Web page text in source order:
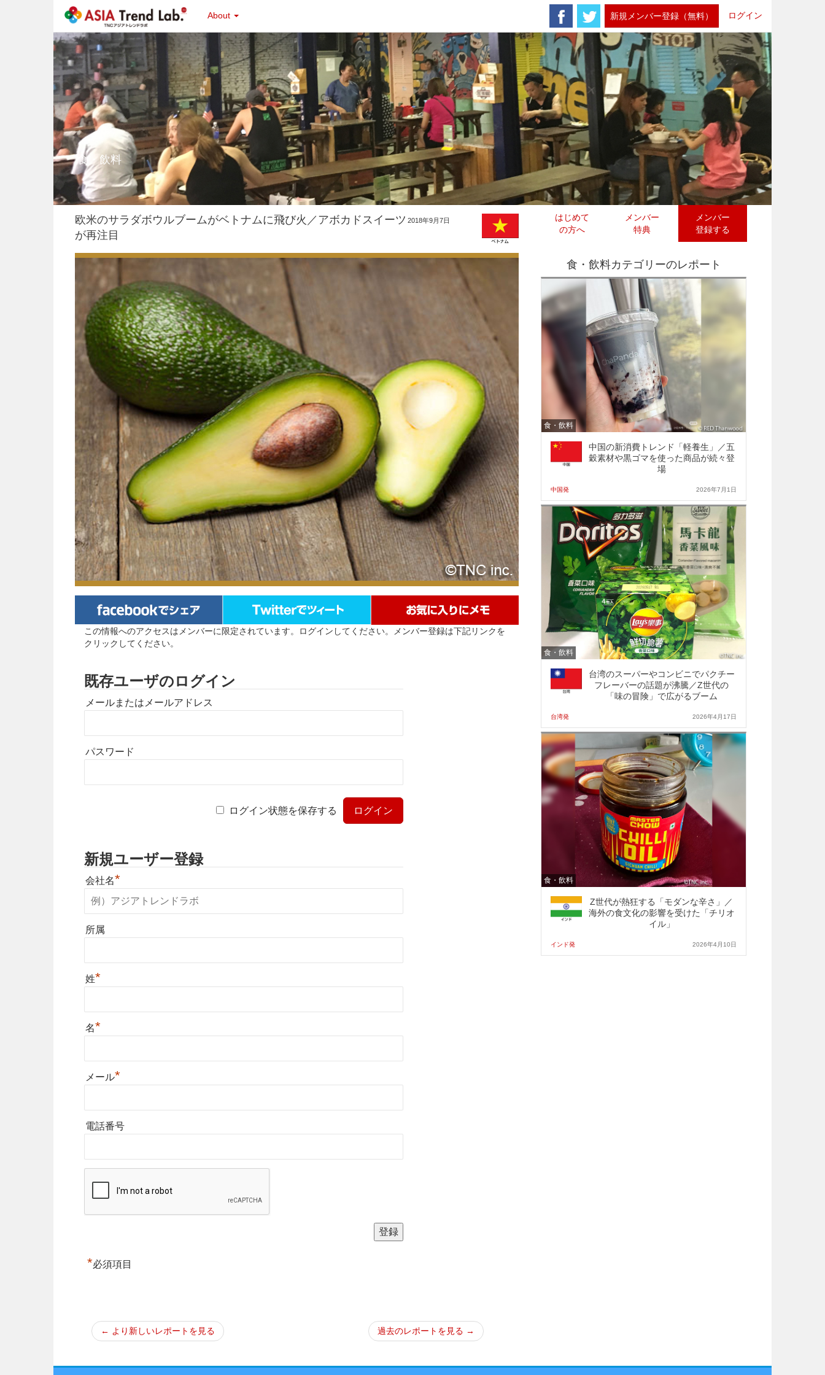
About 新規メンバー登録（無料） ログイン
食・飲料
はじめて
の方へ
メンバー
特典
メンバー
登録する
欧米のサラダボウルブームがベトナムに飛び火／アボカドスイーツ
が再注目
2018年9月7日
この情報へのアクセスはメンバーに限定されています。ログインしてください。メンバー登録は下記リンクを
クリックしてください。
既存ユーザのログイン
メールまたはメールアドレス
パスワード
ログイン状態を保存する
新規ユーザー登録
会社名*
所属
姓*
名*
メール*
電話番号
*必須項目
← より新しいレポートを見る 過去のレポートを見る →
食・飲料カテゴリーのレポート
食・飲料
中国の新消費トレンド「軽養生」／五
穀素材や黒ゴマを使った商品が続々登
場
中国発 2026年7月1日
食・飲料
台湾のスーパーやコンビニでパクチー
フレーバーの話題が沸騰／Z世代の
「味の冒険」で広がるブーム
台湾発 2026年4月17日
食・飲料
Z世代が熱狂する「モダンな辛さ」／
海外の食文化の影響を受けた「チリオ
イル」
インド発 2026年4月10日